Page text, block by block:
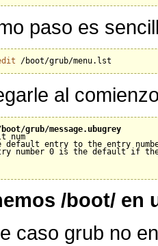
paso es
al
grub/message.ubugrey
num
default entry to the entry
number 0 is the default if the
/boot/ en
caso grub no